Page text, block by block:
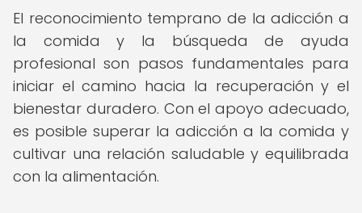
El reconocimiento temprano de la adicción a
la comida y la búsqueda de ayuda
profesional son pasos fundamentales para
iniciar el camino hacia la recuperación y el
bienestar duradero. Con el apoyo adecuado,
es posible superar la adicción a la comida y
cultivar una relación saludable y equilibrada
con la alimentación.